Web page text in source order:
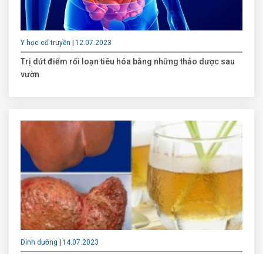
Y học cổ truyền 12.07.2023
Trị dứt điểm rối loạn tiêu hóa bằng những thảo dược sau
vườn
Dinh dưỡng 14.07.2023